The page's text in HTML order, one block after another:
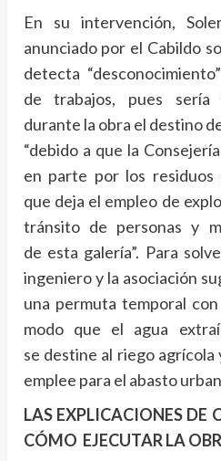
En su intervención,
anunciado por el Cabildo
detecta
de trabajos, pues sería
durante la obra el destino
“debido a que la
en parte por los
que deja el empleo de
tránsito de personas y
de esta galería”. Para
ingeniero y la asociación
una permuta temporal
modo que el agua
se destine al riego agrícola
emplee para el abasto
LAS EXPLICACIONES DE
CÓMO EJECUTAR LA